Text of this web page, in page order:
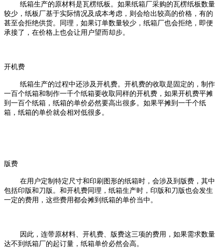
纸箱生产的原材料是瓦楞纸板。如果纸箱厂采购的瓦楞纸板数量
较少，纸板厂基于实际情况及成本考虑，则会给出较高的价格，有的
甚至会拒绝供货。同理，如果订单数量较少，纸箱厂也会拒绝，即便
承接了，在价格上也会让用户望而却步。
开机费
纸箱生产的过程中还涉及开机费。开机费的收取是固定的，制作
一百个纸箱和制作一千个纸箱要收取同样的开机费，如果开机费平摊
到一百个纸箱，纸箱的单价必然要高出很多。如果平摊到一千个纸
箱，纸箱的单价就会相对低很多。
版费
在用户定制特定尺寸和印刷图形的纸箱时，会涉及到版费，其中
包括印版和刀版。和开机费同理，纸箱生产时，印版和刀版也会发生
一定的费用，这些费用都会摊到纸箱的单价当中。
因此，连带原材料、开机费、版费这三项的费用，如果需求数量
达不到纸箱厂的起订量，纸箱单价必然会高。